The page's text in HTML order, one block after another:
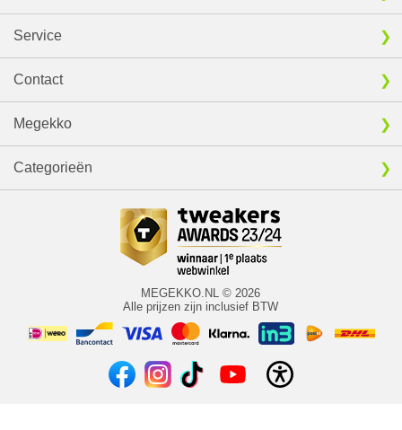
Service
Contact
Megekko
Categorieën
MEGEKKO.NL © 2026
Alle prijzen zijn inclusief BTW